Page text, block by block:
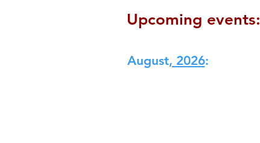
Upcoming events:
​August, 2026​: